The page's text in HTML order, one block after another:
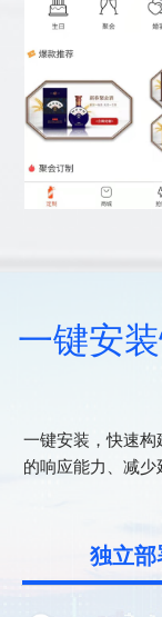
一键安
一键安装，快速
的响应能力、减
独立部